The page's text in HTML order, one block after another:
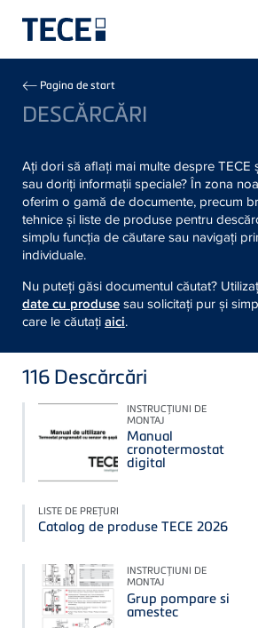
Breadcrumb
Pagina de start
DESCĂRCĂRI
Ați dori să aflați mai multe despre TECE
sau doriți informații speciale? În zona
oferim o gamă de documente, precum
tehnice și liste de produse pentru
simplu funcția de căutare sau navigați
individuale.
Nu puteți găsi documentul căutat?
date cu produsesau solicitați pur și
care le căutațiaici.
116 Descărcări
INSTRUCŢIUNI DE
MONTAJ
Manual
cronotermostat
digital
LISTE DE PREŢURI
Catalog de produse TECE 2026
INSTRUCŢIUNI DE
MONTAJ
Grup pompare si
amestec